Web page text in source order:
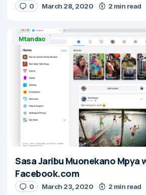
0 March 28, 2020 2 min read
Mtandao
Sasa Jaribu Muonekano Mpya
Facebook.com
0 March 23, 2020 2 min read